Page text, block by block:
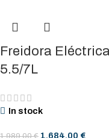
Freidora
5.5/7L
In stock
1.989,00€ 1.684,00 €